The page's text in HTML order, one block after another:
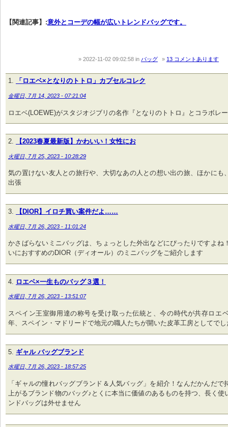
【関連記事】:意外とコーデの幅が広いトレンドバッグです。
2022-11-02 09:02:58 in バッグ 13 コメントあります
「ロエベ×となりのトトロ」カプセルコレク
金曜日, 7月 14, 2023 - 07:21:04
ロエベ(LOEWE)がスタジオジブリの名作『となりのトトロ』とコラボレ
【2023春夏最新版】かわいい！女性にお
火曜日, 7月 25, 2023 - 10:28:29
気の置けない友人との旅行や、大切なあの人との想い出の旅、ほかにも
出張
【DIOR】イロチ買い案件だよ……
水曜日, 7月 26, 2023 - 11:01:24
かさばらないミニバッグは、ちょっとした外出などにぴったりですよね
いにおすすめのDIOR（ディオール）のミニバッグをご紹介します
ロエベ×一生ものバッグ３選！
水曜日, 7月 26, 2023 - 13:51:07
スペイン王室御用達の称号を受け取った伝統と、今の時代が共存ロエ
年、スペイン・マドリードで地元の職人たちが開いた皮革工房としてでし
ギャル バッグブランド
水曜日, 7月 26, 2023 - 18:57:25
「ギャルの憧れバッグブランド＆人気バッグ」を紹介！なんだかんだで
上がるブランド物のバッグ♪とくに本当に価値のあるものを持つ、長く使
ンドバッグは外せません